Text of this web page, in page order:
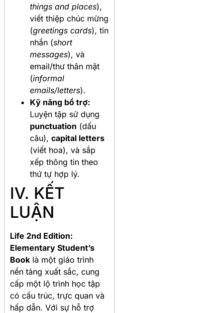
things and places),
viết thiệp chúc mừng
(greetings cards), tin
nhắn (short
messages), và
email/thư thân mật
(informal
emails/letters).
Kỹ năng bổ trợ:
Luyện tập sử dụng
punctuation (dấu
câu), capital letters
(viết hoa), và sắp
xếp thông tin theo
thứ tự hợp lý.
IV. KẾT
LUẬN
Life 2nd Edition:
Elementary Student’s
Book là một giáo trình
nền tảng xuất sắc, cung
cấp một lộ trình học tập
có cấu trúc, trực quan và
hấp dẫn. Với sự hỗ trợ